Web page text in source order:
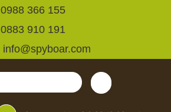
0988 366 155
0883 910 191
info@spyboar.com